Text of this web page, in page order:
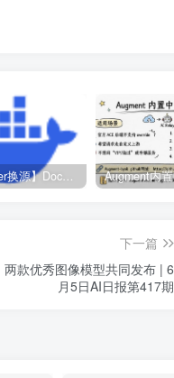
下一篇
款优秀图像模型共同发布 | 6
月5日AI日报第417期